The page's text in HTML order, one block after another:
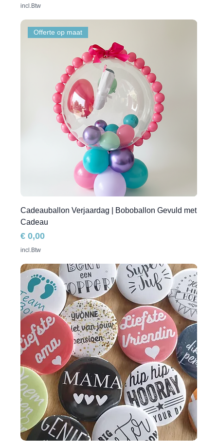
incl.Btw
Offerte op maat
Cadeauballon Verjaardag | Boboballon Gevuld met
Cadeau
Prijs
€ 0,00
incl.Btw